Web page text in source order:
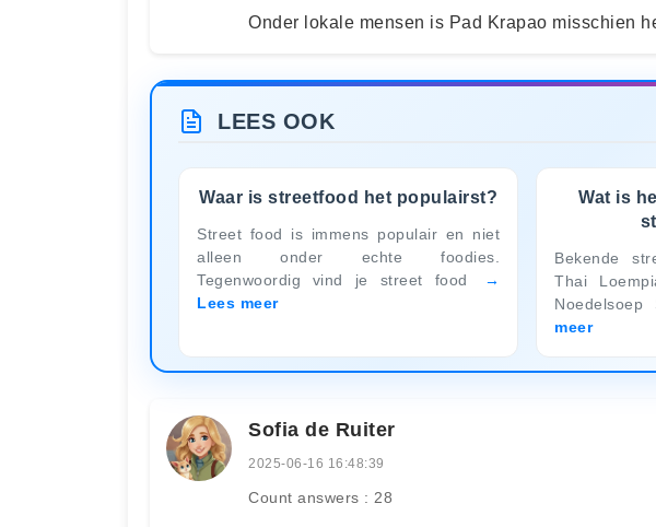
Onder lokale mensen is Pad Krapao misschien
LEES OOK
Waar is streetfood het populairst?
Street food is immens populair en niet
alleen onder echte foodies.
Tegenwoordig vind je street food
Lees meer
Wat is
Bekende
Thai
meer
Sofia de Ruiter
2025-06-16 16:48:39
Count answers : 28